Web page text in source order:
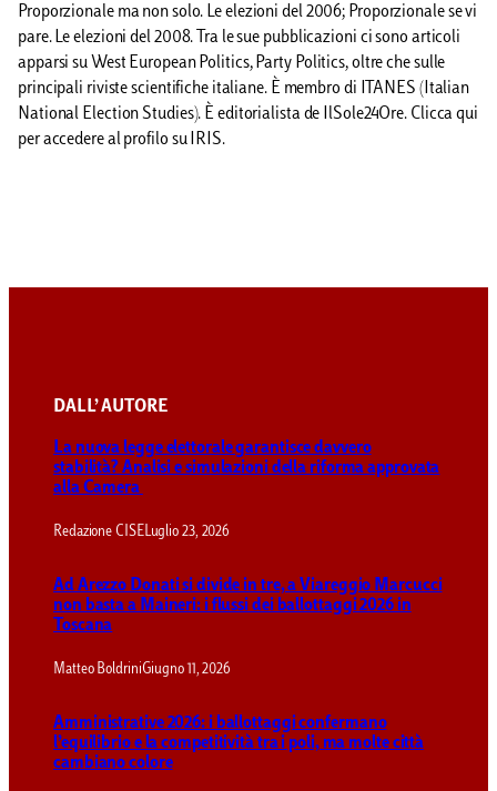
Proporzionale ma non solo. Le elezioni del 2006; Proporzionale se vi
pare. Le elezioni del 2008. Tra le sue pubblicazioni ci sono articoli
apparsi su West European Politics, Party Politics, oltre che sulle
principali riviste scientifiche italiane. È membro di ITANES (Italian
National Election Studies). È editorialista de IlSole24Ore. Clicca qui
per accedere al profilo su IRIS.
DALL’ AUTORE
La nuova legge elettorale garantisce davvero
stabilità? Analisi e simulazioni della riforma approvata
alla Camera
Redazione CISE Luglio 23, 2026
Ad Arezzo Donati si divide in tre, a Viareggio Marcucci
non basta a Maineri: i flussi dei ballottaggi 2026 in
Toscana
Matteo BoldriniGiugno 11, 2026
Amministrative 2026: i ballottaggi confermano
l’equilibrio e la competitività tra i poli, ma molte città
cambiano colore